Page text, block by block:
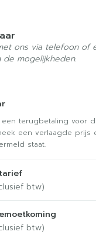
terugbetaling voor
een verlaagde prijs
staat.
btw)
btw)
ons via telefoon of
mogelijkheden.